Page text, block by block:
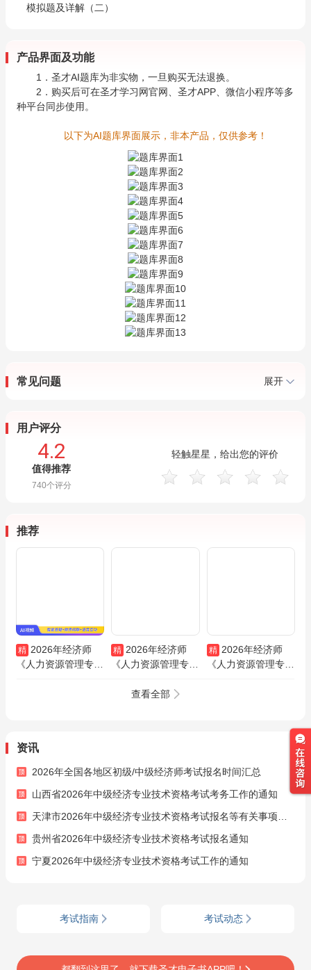
模拟题及详解（二）
产品界面及功能
1．圣才AI题库为非实物，一旦购买无法退换。
2．购买后可在圣才学习网官网、圣才APP、微信小程序等多
种平台同步使用。
以下为AI题库界面展示，非本产品，仅供参考！
常见问题 展开
用户评分
4.2
值得推荐
740个评分
轻触星星，给出您的评价
推荐
精 2026年经济师
《人力资源管理专业
精 2026年经济师
《人力资源管理专业
级）》基础班/刷题
精 2026年经济师
《人力资源管理专业
查看全部
资讯
2026年全国各地区初级/中级经济师考试报名时间汇总
山西省2026年中级经济专业技术资格考试考务工作的通知
天津市2026年中级经济专业技术资格考试报名等有关事项的通知
贵州省2026年中级经济专业技术资格考试报名通知
宁夏2026年中级经济专业技术资格考试工作的通知
考试指南 考试动态